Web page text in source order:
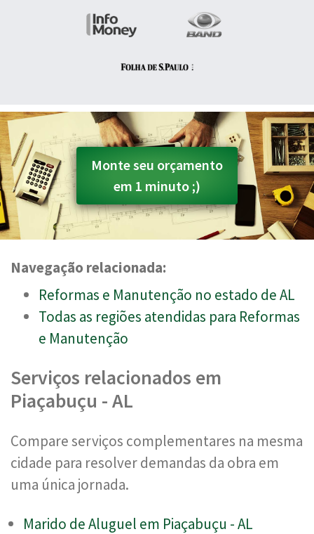
Monte seu orçamento
em 1 minuto ;)
Navegação relacionada:
Reformas e Manutenção no estado de AL
Todas as regiões atendidas para Reformas
e Manutenção
Serviços relacionados em
Piaçabuçu - AL
Compare serviços complementares na mesma
cidade para resolver demandas da obra em
uma única jornada.
Marido de Aluguel em Piaçabuçu - AL